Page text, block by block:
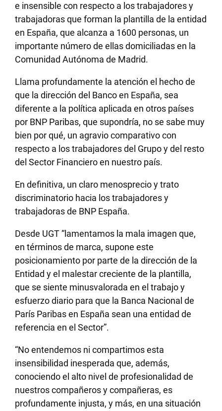
e insensible con respecto a los trabajadores y
trabajadoras que forman la plantilla de la entidad
en España, que alcanza a 1600 personas, un
importante número de ellas domiciliadas en la
Comunidad Autónoma de Madrid.
Llama profundamente la atención el hecho de
que la dirección del Banco en España, sea
diferente a la política aplicada en otros países
por BNP Paribas, que supondría, no se sabe muy
bien por qué, un agravio comparativo con
respecto a los trabajadores del Grupo y del resto
del Sector Financiero en nuestro país.
En definitiva, un claro menosprecio y trato
discriminatorio hacia los trabajadores y
trabajadoras de BNP España.
Desde UGT “lamentamos la mala imagen que,
en términos de marca, supone este
posicionamiento por parte de la dirección de la
Entidad y el malestar creciente de la plantilla,
que se siente minusvalorada en el trabajo y
esfuerzo diario para que la Banca Nacional de
París Paribas en España sean una entidad de
referencia en el Sector”.
“No entendemos ni compartimos esta
insensibilidad inesperada que, además,
conociendo el alto nivel de profesionalidad de
nuestros compañeros y compañeras, es
profundamente injusta, y más, en una situación